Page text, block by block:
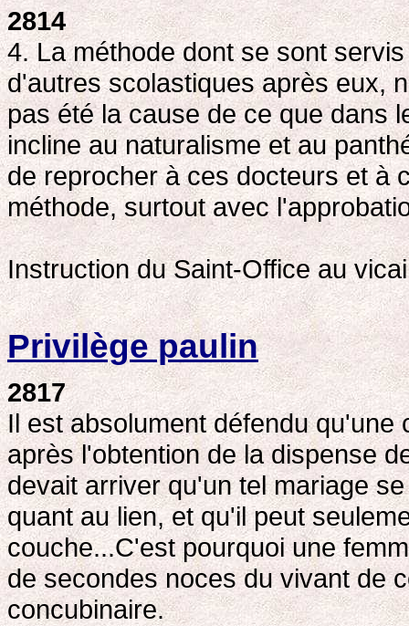
2814
4. La méthode dont se sont
d'autres scolastiques après eux,
pas été la cause de ce que dans
incline au naturalisme et au
de reprocher à ces docteurs et à
méthode, surtout avec
Instruction du Saint-Office au
Privilège paulin
2817
Il est absolument défendu
après l'obtention de la dispense
devait arriver qu'un tel mariage
quant au lien, et qu'il peut
couche...C'est pourquoi une
de secondes noces du vivant de
concubinaire.